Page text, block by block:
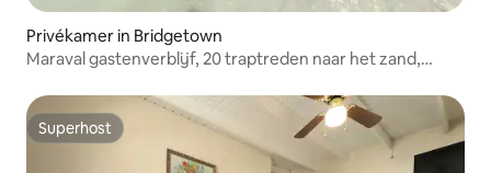
Privékamer in Bridgetown
Maraval gastenverblijf, 20 traptreden naar het zand,
Superhost
Superhost